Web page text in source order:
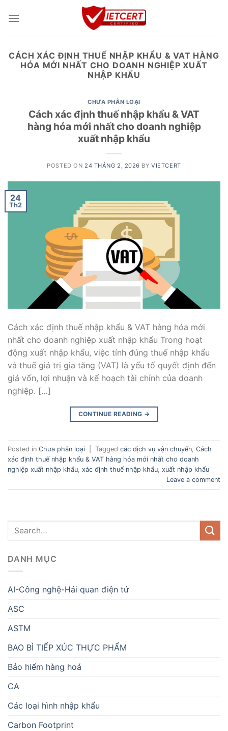
CÁCH XÁC ĐỊNH THUẾ NHẬP KHẨU & VAT HÀNG
HÓA MỚI NHẤT CHO DOANH NGHIỆP XUẤT
NHẬP KHẨU
CHƯA PHÂN LOẠI
Cách xác định thuế nhập khẩu & VAT
hàng hóa mới nhất cho doanh nghiệp
xuất nhập khẩu
POSTED ON 24 THÁNG 2, 2026 BYVIETCERT
24
Th2
Cách xác định thuế nhập khẩu & VAT hàng hóa mới
nhất cho doanh nghiệp xuất nhập khẩu Trong hoạt
động xuất nhập khẩu, việc tính đúng thuế nhập khẩu
và thuế giá trị gia tăng (VAT) là yếu tố quyết định đến
giá vốn, lợi nhuận và kế hoạch tài chính của doanh
nghiệp. […]
CONTINUE READING →
Posted in Chưa phân loại Tagged các dịch vụ vận chuyển Cách
xác định thuế nhập khẩu & VAT hàng hóa mới nhất cho doanh
nghiệp xuất nhập khẩu xác định thuế nhập khẩu xuất nhập khẩu
Leave a comment
DANH MỤC
AI-Công nghệ-Hải quan điện tử
ASC
ASTM
BAO BÌ TIẾP XÚC THỰC PHẨM
Bảo hiểm hàng hoá
CA
Các loại hình nhập khẩu
Carbon Footprint